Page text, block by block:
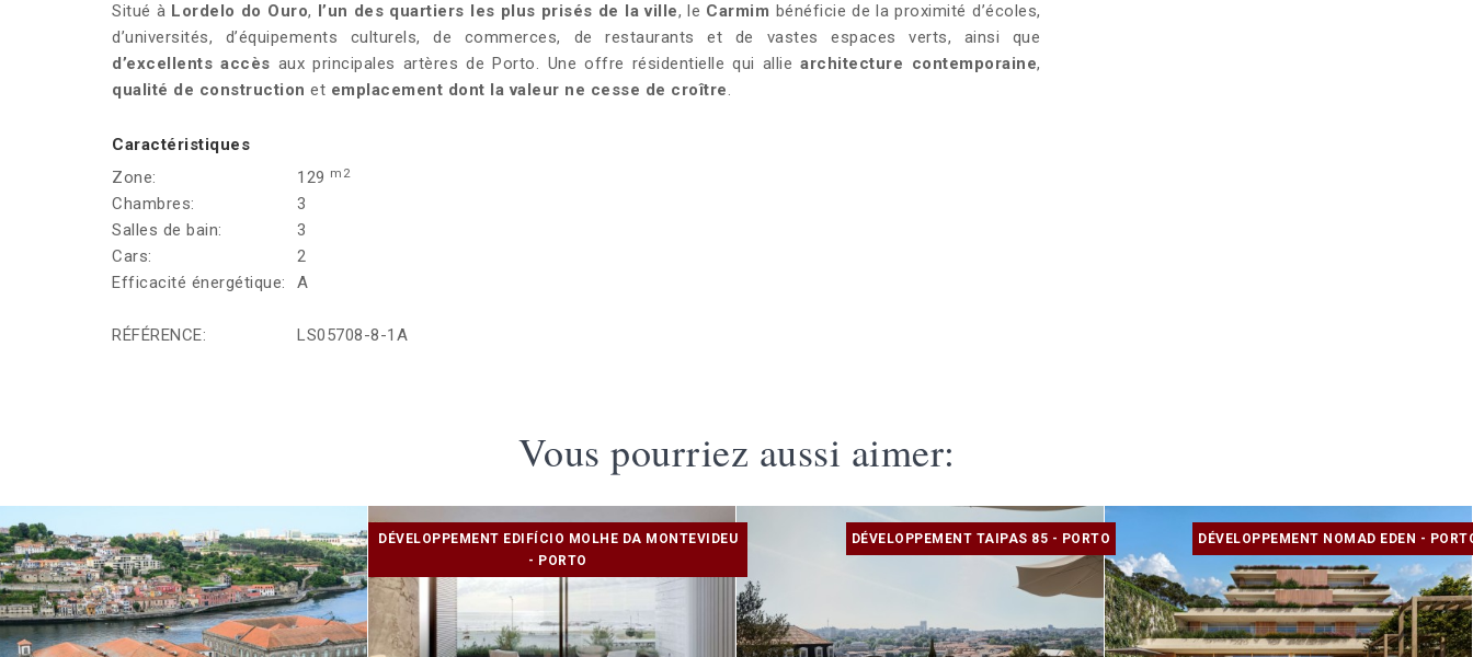
Situé à Lordelo do Ouro, l’un des quartiers les plus prisés de la ville, le Carmim bénéficie de la proximité d’écoles,
d’universités, d’équipements culturels, de commerces, de restaurants et de vastes espaces verts, ainsi que
d’excellents accès aux principales artères de Porto. Une offre résidentielle qui alliearchitecture contemporaine,
qualité de construction et emplacement dont la valeur ne cesse de croître.
Caractéristiques
Zone:
129 m2
Chambres:
3
Salles de bain:
3
Cars:
2
Efficacité énergétique:
A
RÉFÉRENCE: LS05708-8-1A
Vous pourriez aussi aimer:
DÉVELOPPEMENT EDIFÍCIO MOLHE DA MONTEVIDEU
- PORTO
DÉVELOPPEMENT TAIPAS 85 - PORTO DÉVELOPPEMENT NOMAD EDEN -